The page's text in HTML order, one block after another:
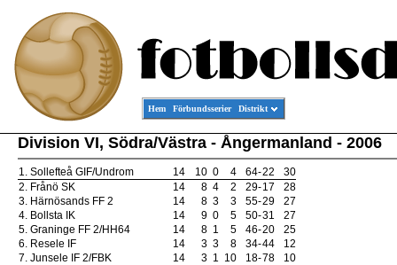
Hem Förbundsserier Distrikt
Division VI, Södra/Västra - Ångermanland - 2006
1. Sollefteå GIF/Undrom 14 10 0 4 64-22
30
2. Frånö SK 14 8 4 2 29-17
28
3. Härnösands FF 2 14 8 3 3 55-29
27
4. Bollsta IK 14 9 0 5 50-31
27
5. Graninge FF 2/HH64 14 8 1 5 46-20
25
6. Resele IF 14 3 3 8 34-44
12
7. Junsele IF 2/FBK 14 3 1 10 18-78
10